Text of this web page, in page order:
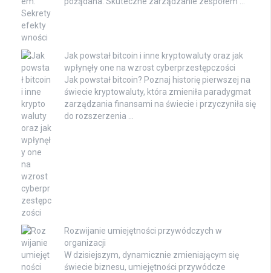
Jak powstał bitcoin i inne kryptowaluty oraz jak
wpłynęły one na wzrost cyberprzestępczości
Jak powstał bitcoin? Poznaj historię pierwszej na
świecie kryptowaluty, która zmieniła paradygmat
zarządzania finansami na świecie i przyczyniła się
do rozszerzenia …
Rozwijanie umiejętności przywódczych w
organizacji
W dzisiejszym, dynamicznie zmieniającym się
świecie biznesu, umiejętności przywódcze